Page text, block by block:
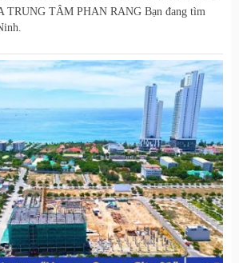
TRUNG TÂM PHAN RANG Bạn đang tìm